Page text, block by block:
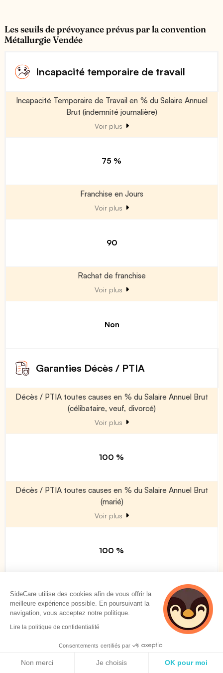
Les seuils de prévoyance prévus par la convention
Métallurgie Vendée
Incapacité temporaire de travail
Incapacité Temporaire de Travail en % du Salaire Annuel
Brut (indemnité journalière)
Voir plus
75 %
Franchise en Jours
Voir plus
90
Rachat de franchise
Voir plus
Non
Garanties Décès / PTIA
Décès / PTIA toutes causes en % du Salaire Annuel Brut
(célibataire, veuf, divorcé)
Voir plus
100 %
Décès / PTIA toutes causes en % du Salaire Annuel Brut
(marié)
Voir plus
100 %
Décès / PTIA toutes causes en % du Salaire Annuel Brut
(majoration par enfant à charge)
Voir plus
0 %
SideCare utilise des cookies afin de vous offrir la
meilleure expérience possible. En poursuivant la
navigation, vous acceptez notre politique.
Lire la politique de confidentialité
Consentements certifiés par
Non merci Je choisis OK pour moi